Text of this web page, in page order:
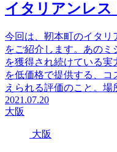
イタリアンレス
今回は、靭本町のイタリ
をご紹介します。あの
を獲得され続けている
を低価格で提供する、
えられる評価のこと。場
2021.07.20
大阪
大阪